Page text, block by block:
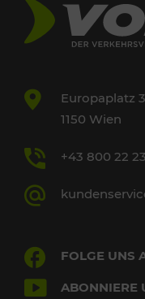
Europaplatz
1150 Wien
+43 800 22
FOLGE UNS
ABONNIERE